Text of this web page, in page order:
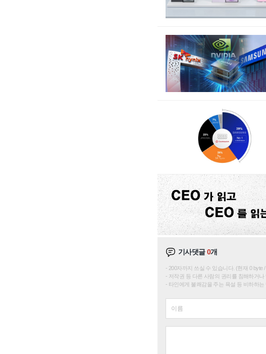
기사댓글0개
200자까지 쓰실 수 있습니다. (현재 0 byte
저작권 등 다른 사람의 권리를 침해하거
타인에게 불쾌감을 주는 욕설 등 비하하